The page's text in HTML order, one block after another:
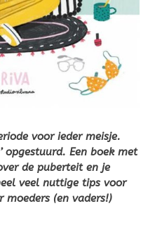
voor ieder meisje.
opgestuurd. Een boek met
de puberteit en je
veel nuttige tips voor
moeders (en vaders!)